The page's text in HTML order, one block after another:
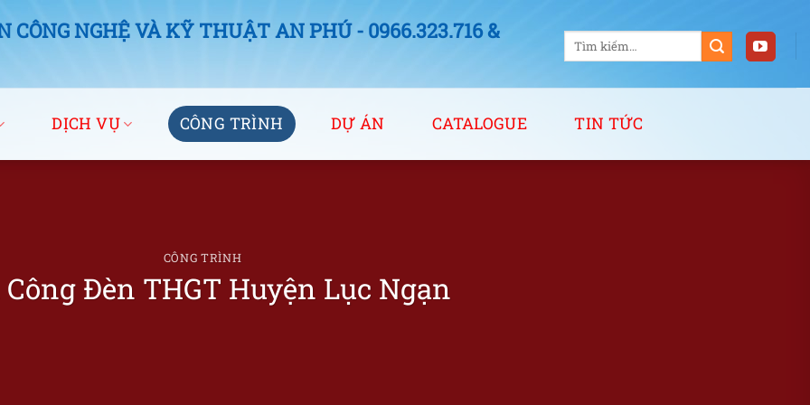
CÔNG NGHỆ VÀ KỸ THUẬT AN PHÚ - 0966.323.716 &
Tìm
kiếm:
DỊCH VỤ CÔNG TRÌNH DỰ ÁN CATALOGUE TIN TỨC
CÔNG TRÌNH
Đèn THGT Huyện Lục Ngạn